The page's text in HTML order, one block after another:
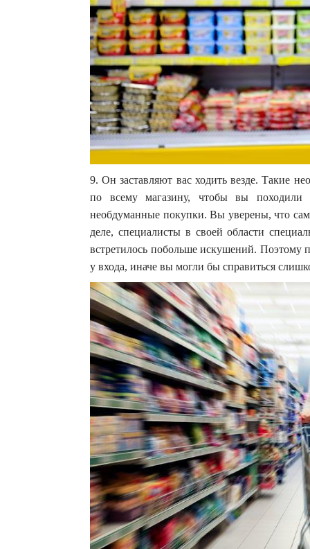
9. Он заставляют вас ходить везде. Такие
по всему магазину, чтобы вы
необдуманные покупки. Вы уверены, что
деле, специалисты в своей области
встретилось побольше искушений. Поэтому
у входа, иначе вы могли бы справиться